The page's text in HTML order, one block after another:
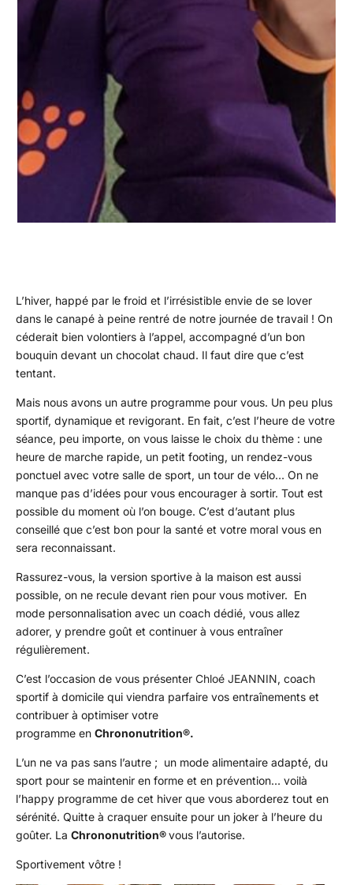
L’hiver, happé par le froid et l’irrésistible envie de se lover
dans le canapé à peine rentré de notre journée de travail ! On
céderait bien volontiers à l’appel, accompagné d’un bon
bouquin devant un chocolat chaud. Il faut dire que c’est
tentant.
Mais nous avons un autre programme pour vous. Un peu plus
sportif, dynamique et revigorant. En fait, c’est l’heure de votre
séance, peu importe, on vous laisse le choix du thème : une
heure de marche rapide, un petit footing, un rendez-vous
ponctuel avec votre salle de sport, un tour de vélo… On ne
manque pas d’idées pour vous encourager à sortir. Tout est
possible du moment où l’on bouge. C’est d’autant plus
conseillé que c’est bon pour la santé et votre moral vous en
sera reconnaissant.
Rassurez-vous, la version sportive à la maison est aussi
possible, on ne recule devant rien pour vous motiver. En
mode personnalisation avec un coach dédié, vous allez
adorer, y prendre goût et continuer à vous entraîner
régulièrement.
C’est l’occasion de vous présenter Chloé JEANNIN, coach
sportif à domicile qui viendra parfaire vos entraînements et
contribuer à optimiser votre
programme en Chrononutrition®.
L’un ne va pas sans l’autre ; un mode alimentaire adapté, du
sport pour se maintenir en forme et en prévention… voilà
l’happy programme de cet hiver que vous aborderez tout en
sérénité. Quitte à craquer ensuite pour un joker à l’heure du
goûter. La Chrononutrition®vous l’autorise.
Sportivement vôtre !